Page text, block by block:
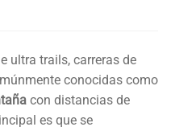
ultra trails, carreras de
conocidas como
con distancias de
es que se